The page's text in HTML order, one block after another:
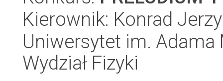
Kierownik: Konrad
Uniwersytet im.
Wydział Fizyki